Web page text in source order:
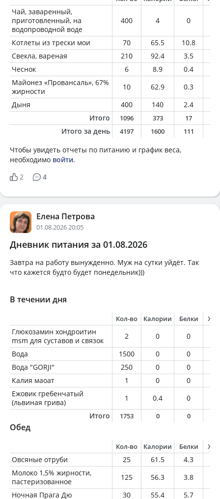
Чай, заваренный,
приготовленный, на
водопроводной воде
400 4 0
Котлеты из трески мои 70 65.5 10.8
Свекла, вареная
210 92.4 3.5
Чеснок
6 8.9 0.4
Майонез «Провансаль», 67%
жирности
10 62.9 0.3
Дыня
400 140 2.4
Итого
1096 373 17
Итого за день 4197 1600 111
Чтобы увидеть отчеты по питанию и график веса,
необходимо войти.
2
4
Елена Петрова
01.08.2026 20:05
Дневник питания за 01.08.2026
Завтра на работу вынужденно. Муж на сутки уйдёт. Так
что кажется будто будет понедельник)))
В течении дня
Кол-во Калории Белки
Глюкозамин хондроитин
msm для суставов и связок
2 0 0
Вода
1500 0 0
Вода "GORJI"
250 0 0
Калия маоат
1 0 0
Ежовик гребенчатый
(львиная грива)
1 0.4 0
Итого
1753 0 0
Обед
Кол-во Калории Белки
Овсяные отруби 25 61.5 4.3
Молоко 1,5% жирности,
пастеризованное
125 56.3 3.8
Ночная Прага Дю
30 55.4 5.7